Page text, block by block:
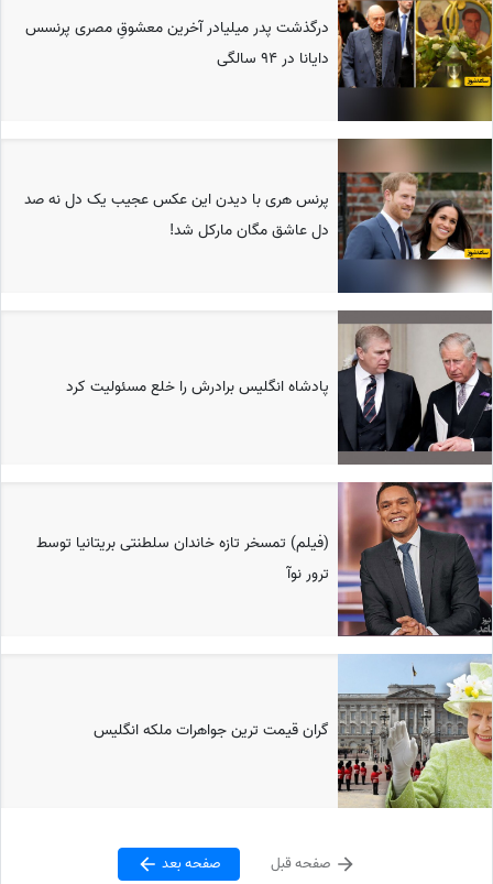
درگذشت پدر میلیادر آخرین معشوقِ مصری پرنسس
دایانا در 94 سالگی
پرنس هری با دیدن این عکس عجیب یک دل نه صد
دل عاشق مگان مارکل شد!
پادشاه انگلیس برادرش را خلع مسئولیت کرد
(فیلم) تمسخر تازه خاندان سلطنتی بریتانیا توسط
ترور نوآ
گران قیمت ترین جواهرات ملکه انگلیس
صفحه قبل صفحه بعد